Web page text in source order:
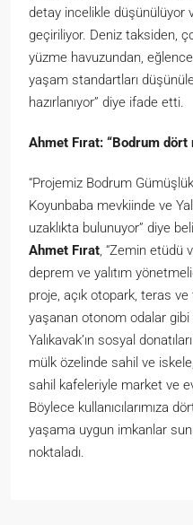
detay incelikle düşünülüyor
geçiriliyor. Deniz taksiden,
yüzme havuzundan,
yaşam standartları
hazırlanıyor” diye ifade etti.
Ahmet Fırat: “Bodrum
“Projemiz Bodrum
Koyunbaba mevkiinde ve
uzaklıkta bulunuyor” diye
Ahmet Fırat, “Zemin etüdü
deprem ve yalıtım
proje, açık otopark, teras
yaşanan otonom odalar gibi
Yalıkavak’ın sosyal
mülk özelinde sahil ve
sahil kafeleriyle market ve
Böylece kullanıcılarımıza
yaşama uygun imkanlar
noktaladı.